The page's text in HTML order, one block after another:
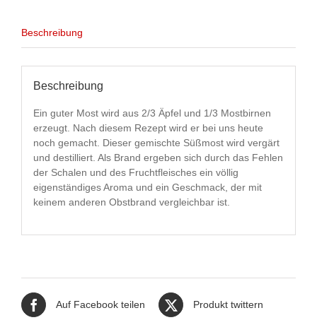
Beschreibung
Beschreibung
Ein guter Most wird aus 2/3 Äpfel und 1/3 Mostbirnen
erzeugt. Nach diesem Rezept wird er bei uns heute
noch gemacht. Dieser gemischte Süßmost wird vergärt
und destilliert. Als Brand ergeben sich durch das Fehlen
der Schalen und des Fruchtfleisches ein völlig
eigenständiges Aroma und ein Geschmack, der mit
keinem anderen Obstbrand vergleichbar ist.
Auf Facebook teilen Produkt twittern